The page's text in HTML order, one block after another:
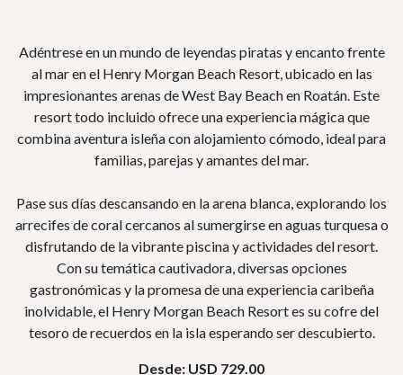
Adéntrese en un mundo de leyendas piratas y encanto frente
al mar en el Henry Morgan Beach Resort, ubicado en las
impresionantes arenas de West Bay Beach en Roatán. Este
resort todo incluido ofrece una experiencia mágica que
combina aventura isleña con alojamiento cómodo, ideal para
familias, parejas y amantes del mar.
Pase sus días descansando en la arena blanca, explorando los
arrecifes de coral cercanos al sumergirse en aguas turquesa o
disfrutando de la vibrante piscina y actividades del resort.
Con su temática cautivadora, diversas opciones
gastronómicas y la promesa de una experiencia caribeña
inolvidable, el Henry Morgan Beach Resort es su cofre del
tesoro de recuerdos en la isla esperando ser descubierto.
Desde: USD 729.00